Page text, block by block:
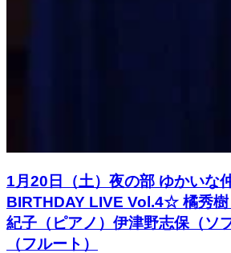
1月20日（土）夜の部 ゆかいな
BIRTHDAY LIVE Vol.4☆ 橘秀樹
紀子（ピアノ）伊津野志保（ソ
（フルート）